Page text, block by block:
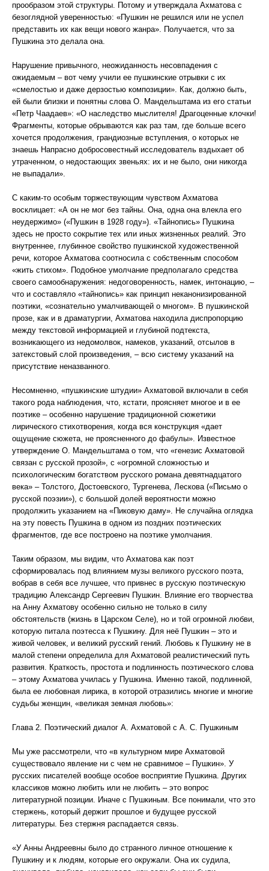
прообразом этой структуры. Потому и утверждала Ахматова с
безоглядной уверенностью: «Пушкин не решился или не успел
представить их как вещи нового жанра». Получается, что за
Пушкина это делала она.
Нарушение привычного, неожиданность несовпадения с
ожидаемым – вот чему учили ее пушкинские отрывки с их
«смелостью и даже дерзостью композиции». Как, должно быть,
ей были близки и понятны слова О. Мандельштама из его статьи
«Петр Чаадаев»: «О наследство мыслителя! Драгоценные клочки!
Фрагменты, которые обрываются как раз там, где больше всего
хочется продолжения, грандиозные вступления, о которых не
знаешь Напрасно добросовестный исследователь вздыхает об
утраченном, о недостающих звеньях: их и не было, они никогда
не выпадали».
С каким-то особым торжествующим чувством Ахматова
восклицает: «А он не мог без тайны. Она, одна она влекла его
неудержимо» («Пушкин в 1928 году»). «Тайнопись» Пушкина
здесь не просто сокрытие тех или иных жизненных реалий. Это
внутреннее, глубинное свойство пушкинской художественной
речи, которое Ахматова соотносила с собственным способом
«жить стихом». Подобное умолчание предполагало средства
своего самообнаружения: недоговоренность, намек, интонацию, –
что и составляло «тайнопись» как принцип неканонизированной
поэтики, «сознательно умалчивающей о многом». В пушкинской
прозе, как и в драматургии, Ахматова находила диспропорцию
между текстовой информацией и глубиной подтекста,
возникающего из недомолвок, намеков, указаний, отсылов в
затекстовый слой произведения, – всю систему указаний на
присутствие неназванного.
Несомненно, «пушкинские штудии» Ахматовой включали в себя
такого рода наблюдения, что, кстати, проясняет многое и в ее
поэтике – особенно нарушение традиционной сюжетики
лирического стихотворения, когда вся конструкция «дает
ощущение сюжета, не проясненного до фабулы». Известное
утверждение О. Мандельштама о том, что «генезис Ахматовой
связан с русской прозой», с «огромной сложностью и
психологическим богатством русского романа девятнадцатого
века» – Толстого, Достоевского, Тургенева, Лескова («Письмо о
русской поэзии»), с большой долей вероятности можно
продолжить указанием на «Пиковую даму». Не случайна оглядка
на эту повесть Пушкина в одном из поздних поэтических
фрагментов, где все построено на поэтике умолчания.
Таким образом, мы видим, что Ахматова как поэт
сформировалась под влиянием музы великого русского поэта,
вобрав в себя все лучшее, что привнес в русскую поэтическую
традицию Александр Сергеевич Пушкин. Влияние его творчества
на Анну Ахматову особенно сильно не только в силу
обстоятельств (жизнь в Царском Селе), но и той огромной любви,
которую питала поэтесса к Пушкину. Для неё Пушкин – это и
живой человек, и великий русский гений. Любовь к Пушкину не в
малой степени определила для Ахматовой реалистический путь
развития. Краткость, простота и подлинность поэтического слова
– этому Ахматова училась у Пушкина. Именно такой, подлинной,
была ее любовная лирика, в которой отразились многие и многие
судьбы женщин, «великая земная любовь»:
Глава 2. Поэтический диалог А. Ахматовой с А. С. Пушкиным
Мы уже рассмотрели, что «в культурном мире Ахматовой
существовало явление ни с чем не сравнимое – Пушкин». У
русских писателей вообще особое восприятие Пушкина. Других
классиков можно любить или не любить – это вопрос
литературной позиции. Иначе с Пушкиным. Все понимали, что это
стержень, который держит прошлое и будущее русской
литературы. Без стержня распадается связь.
«У Анны Андреевны было до странного личное отношение к
Пушкину и к людям, которые его окружали. Она их судила,